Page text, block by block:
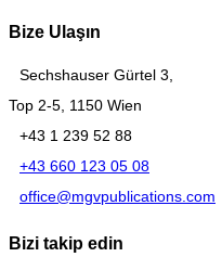
Bize Ulaşın
Sechshauser Gürtel 3,
Top 2-5, 1150 Wien
+43 1 239 52 88
+43 660 123 05 08
office@mgvpublications.com
Bizi takip edin